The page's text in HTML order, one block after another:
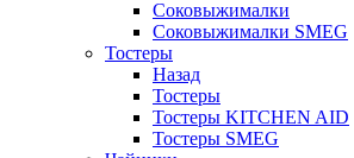
Соковыжималки
Соковыжималки SMEG
Тостеры
Назад
Тостеры
Тостеры KITCHEN AID
Тостеры SMEG